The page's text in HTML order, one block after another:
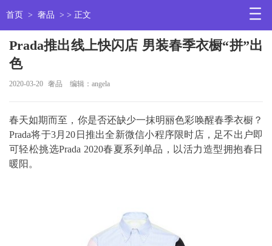
首页 > 奢品 > > 正文
Prada推出线上快闪店 男装春季衣橱“拼”出
色
2020-03-20 奢品 编辑：angela
春天如期而至，你是否还缺少一抹明丽色彩唤醒春季衣橱？
Prada将于3月20日推出全新微信小程序限时店，足不出户即
可轻松挑选Prada 2020春夏系列单品，以活力造型拥抱春日
暖阳。